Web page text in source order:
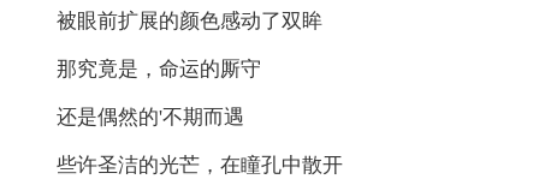
被眼前扩展的颜色感动了双眸
那究竟是，命运的厮守
还是偶然的'不期而遇
些许圣洁的光芒，在瞳孔中散开